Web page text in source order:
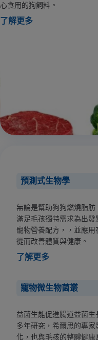
心食用的狗飼料。
了解更多
預測式生物學
無論是幫助狗狗燃燒脂
滿足毛孩獨特需求為出
寵物營養配方，，並應用
從而改善體質與健康。
了解更多
寵物微生物菌叢
益菌生能促進腸道益菌
多年研究，希爾思的專
化，也與毛孩的整體健